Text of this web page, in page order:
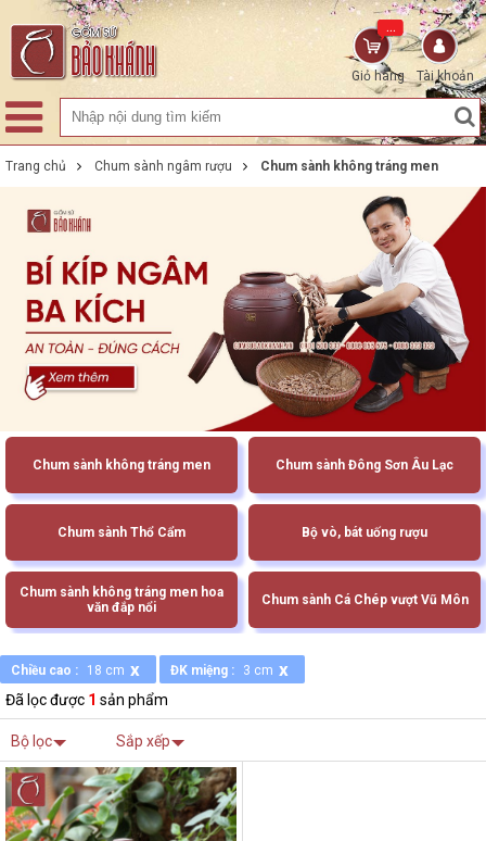
Tài khoản
Giỏ hàng
...
Trang chủ Chum sành ngâm rượu Chum sành không tráng men
Chum sành không tráng men Chum sành Đông Sơn Âu Lạc
Chum sành Thổ Cẩm Bộ vò, bát uống rượu
Chum sành không tráng men hoa
văn đắp nổi
Chum sành Cá Chép vượt Vũ Môn
Chiều cao : 18 cm x ĐK miệng : 3 cm x
Đã lọc được 1 sản phẩm
Bộ lọc Sắp xếp